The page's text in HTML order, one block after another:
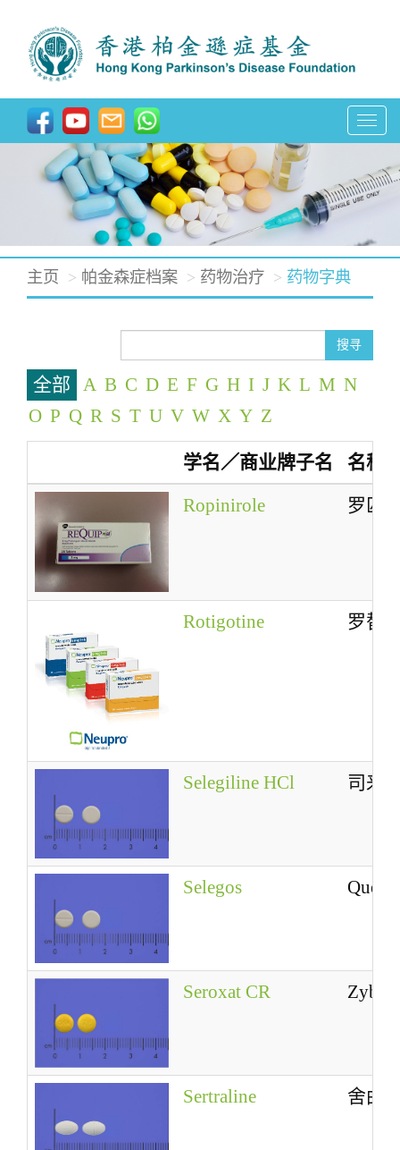
T
g
l
e
t
i
o
主页 帕金森症档案 药物治疗 药物字典
搜寻
全部 A B C D E F G H I J K L M N
O P Q R S T U V W X Y Z
学名／商业牌子名
名称
Ropinirole
罗匹
Rotigotine 罗替
Selegiline HCl 司来
Selegos
Seroxat CR
Sertraline 舍曲